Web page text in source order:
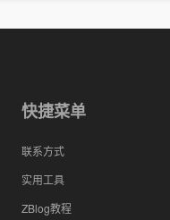
快捷菜单
联系方式
实用工具
ZBlog教程